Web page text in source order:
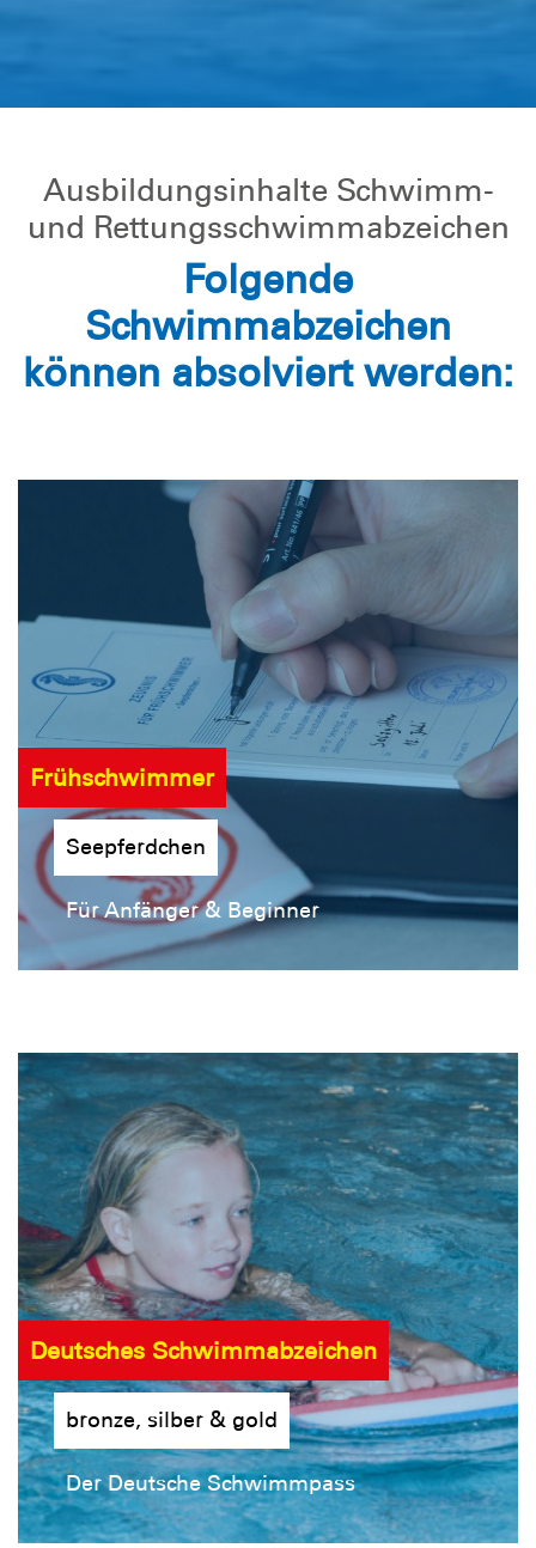
Ausbildungsinhalte Schwimm-
und Rettungsschwimmabzeichen
Folgende
Schwimmabzeichen
können absolviert werden:
Frühschwimmer
Seepferdchen
Für Anfänger & Beginner
Deutsches Schwimmabzeichen
bronze, silber & gold
Der Deutsche Schwimmpass